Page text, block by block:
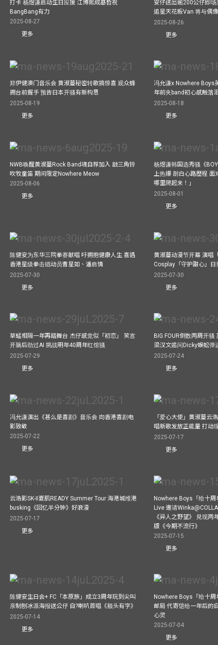
打卡 杨煜谦启动生日应援 江博熙成基哲祝
BangBang有力
2025-08-27
更多
安仔送出逾200公仔即
追星天花板Van 将与偶
2025-08-26
更多
郑伊健澳门音乐会 黄淑蔓秘密转歌搞惊喜 观众蜂
拥台前握手 预告日本开骚有新构思
2025-08-19
更多
冯允谦x Nowhere Boys
年前夹band初心感触落
2025-08-18
更多
NWB唤醒黄淑蔓Rock Band魂自荐加入 敲三角铃
吹牧童笛 期间限定Nowhere Meow
2025-08-06
更多
杨煜谦韩国选秀骚《
上热爆 剖白心路歷程 面
哪里爬起来！」
2025-08-01
更多
陈健安为东华三院拳赛献唱 吁拥抱健康人生 喜遇
香港星级拳击运动员曹星如、潘启情
2025-07-30
更多
黄淑蔓动漫节开幕 演唱
Cosplay「守护甜心」
2025-07-30
更多
草蜢相隔一年再踏舞台 杰仔感觉似「初恋」 笑言
开脑后劲过AI 挑战明年40周年红馆骚
2025-07-29
更多
BIG FOUR倒数两周开
梁汉文追问Dicky蜈蚣弹
2025-07-24
更多
冯允谦演出《甚么是喜剧》音乐会 向香港喜剧电
影致敬
2025-07-22
更多
「爱心大使」黄淑蔓云
唱新歌发放正能量 打动
2025-07-17
更多
云浩影SK-II夏肌READY Summer Tour 海港城维港
busking《回忆半分钟》好浪漫
2025-07-17
更多
Nowhere Boys「给十
Live 邀请
《异人之野望》 兑现两
版《今期不流行》
2025-07-15
更多
陈健安生日会+ FC「本原族」成立3周年玩到尖叫
亲制刨冰派海报送公仔 自?喇叭首唱《额头有字》
2025-07-14
更多
Nowhere Boys「给十
邮局 代寄信给一年后的
心灵
2025-07-04
更多